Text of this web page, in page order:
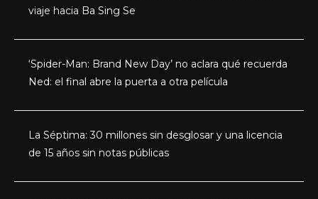
viaje hacia Ba Sing Se
‘Spider-Man: Brand New Day’ no aclara qué recuerda
Ned: el final abre la puerta a otra película
La Séptima: 30 millones sin desglosar y una licencia
de 15 años sin notas públicas